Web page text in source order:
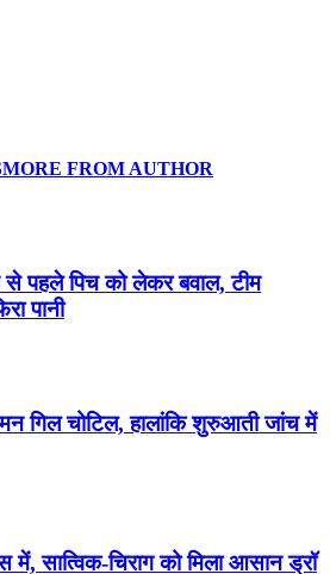
MORE FROM AUTHOR
पहले पिच को लेकर बवाल, टीम
पानी
गिल चोटिल, हालांकि शुरुआती जांच में
में, सात्विक-चिराग को मिला आसान ड्रॉ